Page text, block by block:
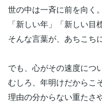
世の中は一斉に前を向く。
「新しい年」「新しい目
そんな言葉が、あちこち
でも、心がその速度につ
むしろ、年明けだからこそ
理由の分からない重たさ